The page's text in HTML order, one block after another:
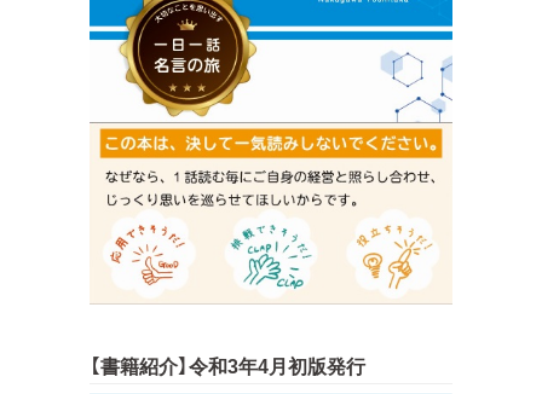
【書籍紹介】令和3年4月初版発行